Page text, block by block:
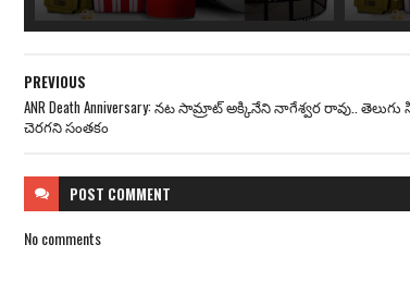
PREVIOUS
ANR Death Anniversary: నట సామ్రాట్ అక్కినేని నాగేశ్వర రావు..
చెరగని సంతకం
POST COMMENT
No comments